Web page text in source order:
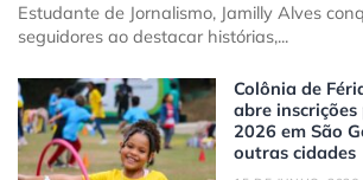
Estudante de Jornalismo, Jamilly Alves
seguidores ao destacar histórias,...
Colônia de
abre
2026 em São
outras cidades